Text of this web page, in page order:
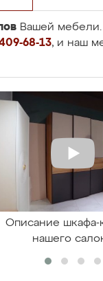
Вашей
68-13, и наш
Описание шкафа-
нашего